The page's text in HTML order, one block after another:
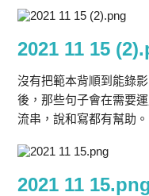
2021 11 15
沒有把範本背順到能錄
後，那些句子會在需要
流串，說和寫都有幫助。
2021 11 15.png